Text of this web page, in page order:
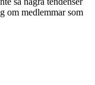
om medlemmar som